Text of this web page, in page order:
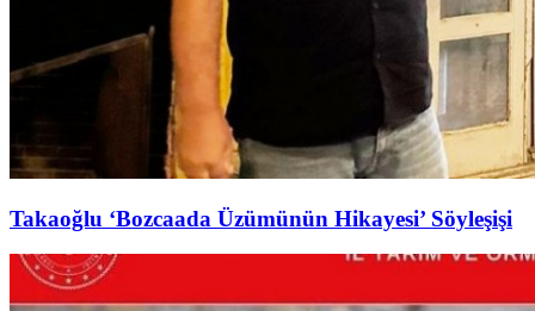
Takaoğlu ‘Bozcaada Üzümünün Hikayesi’ Söyleşişi